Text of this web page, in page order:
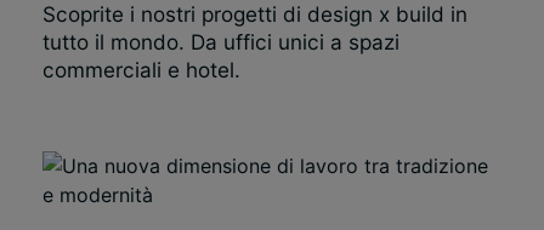
Scoprite i nostri progetti di design x build in
tutto il mondo. Da uffici unici a spazi
commerciali e hotel.